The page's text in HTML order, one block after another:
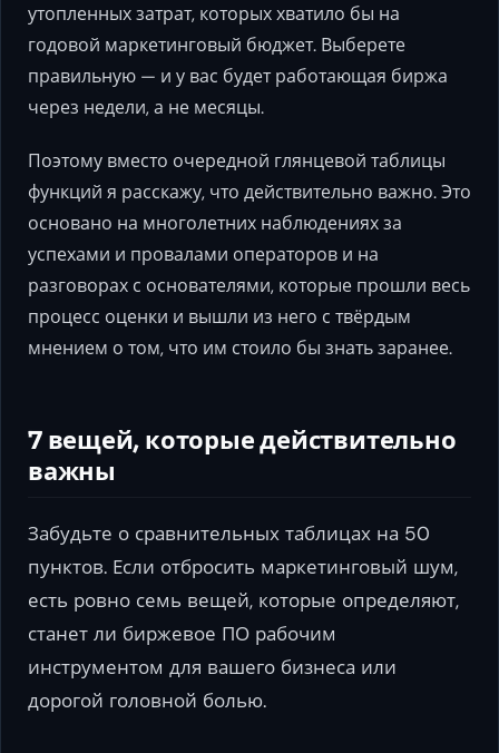
утопленных затрат, которых хватило бы на
годовой маркетинговый бюджет. Выберете
правильную — и у вас будет работающая биржа
через недели, а не месяцы.
Поэтому вместо очередной глянцевой таблицы
функций я расскажу, что действительно важно. Это
основано на многолетних наблюдениях за
успехами и провалами операторов и на
разговорах с основателями, которые прошли весь
процесс оценки и вышли из него с твёрдым
мнением о том, что им стоило бы знать заранее.
7 вещей, которые действительно
важны
Забудьте о сравнительных таблицах на 50
пунктов. Если отбросить маркетинговый шум,
есть ровно семь вещей, которые определяют,
станет ли биржевое ПО рабочим
инструментом для вашего бизнеса или
дорогой головной болью.